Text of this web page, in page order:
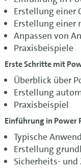
Erstellung einer
Erstellung einer
Anpassen von
Praxisbeispiele
Erste Schritte mit
Überblick über
Erstellung
Praxisbeispiel
Einführung in Power
Typische
Erstellung
Sicherheits-